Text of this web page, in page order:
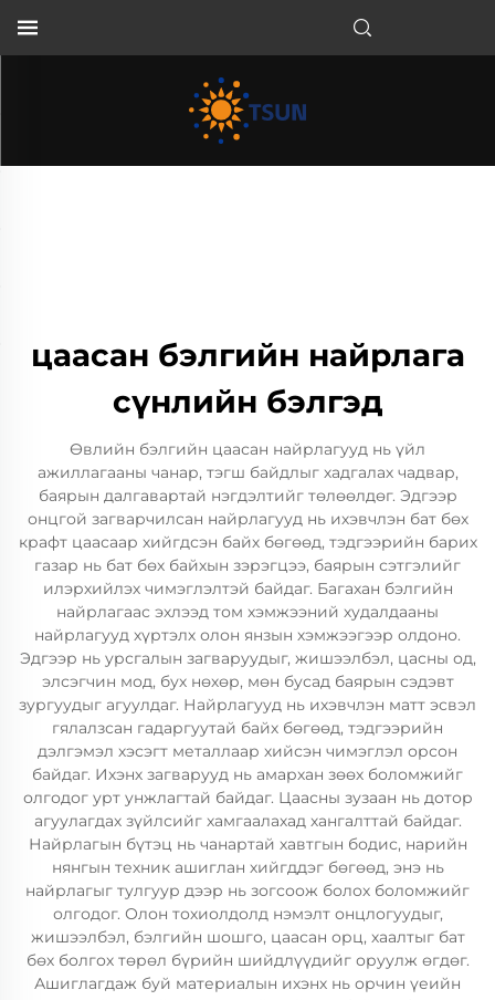
цаасан бэлгийн найрлага
сүнлийн бэлгэд
Өвлийн бэлгийн цаасан найрлагууд нь үйл
ажиллагааны чанар, тэгш байдлыг хадгалах чадвар,
баярын далгавартай нэгдэлтийг төлөөлдөг. Эдгээр
онцгой загварчилсан найрлагууд нь ихэвчлэн бат бөх
крафт цаасаар хийгдсэн байх бөгөөд, тэдгээрийн барих
газар нь бат бөх байхын зэрэгцээ, баярын сэтгэлийг
илэрхийлэх чимэглэлтэй байдаг. Багахан бэлгийн
найрлагаас эхлээд том хэмжээний худалдааны
найрлагууд хүртэлх олон янзын хэмжээгээр олдоно.
Эдгээр нь урсгалын загваруудыг, жишээлбэл, цасны од,
элсэгчин мод, бух нөхөр, мөн бусад баярын сэдэвт
зургуудыг агуулдаг. Найрлагууд нь ихэвчлэн матт эсвэл
гялалзсан гадаргуутай байх бөгөөд, тэдгээрийн
дэлгэмэл хэсэгт металлаар хийсэн чимэглэл орсон
байдаг. Ихэнх загварууд нь амархан зөөх боломжийг
олгодог урт унжлагтай байдаг. Цаасны зузаан нь дотор
агуулагдах зүйлсийг хамгаалахад хангалттай байдаг.
Найрлагын бүтэц нь чанартай хавтгын бодис, нарийн
нянгын техник ашиглан хийгддэг бөгөөд, энэ нь
найрлагыг тулгуур дээр нь зогсоож болох боломжийг
олгодог. Олон тохиолдолд нэмэлт онцлогуудыг,
жишээлбэл, бэлгийн шошго, цаасан орц, хаалтыг бат
бөх болгох төрөл бүрийн шийдлүүдийг оруулж өгдөг.
Ашиглагдаж буй материалын ихэнх нь орчин үеийн